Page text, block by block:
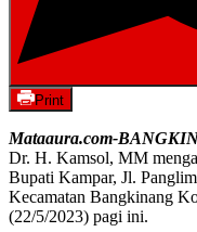
Print
Mataaura.com-
Dr. H. Kamsol, MM
Bupati Kampar, Jl.
Kecamatan Bangkinang
(22/5/2023) pagi ini.